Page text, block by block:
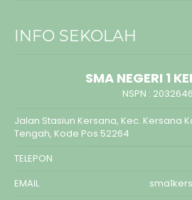
INFO SEKOLAH
SMA NEGERI 1
NSPN :
Jalan Stasiun Kersana, Kec. Kersana
Tengah, Kode Pos 52264
TELEPON
EMAIL